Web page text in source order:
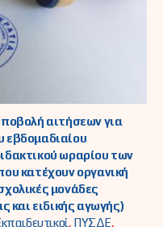
αιτήσεων για
εβδομαδιαίου
ωραρίου των
κατέχουν οργανική
μονάδες
και ειδικής αγωγής)
, ΠΥΣΔΕ,